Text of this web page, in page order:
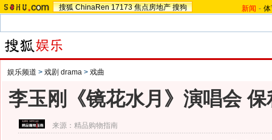
搜狐 ChinaRen 17173 焦点房地产 搜狗 新闻 -
娱乐频道 > 戏剧 drama > 戏曲
李玉刚《镜花水月》演唱会
来源： 精品购物指南